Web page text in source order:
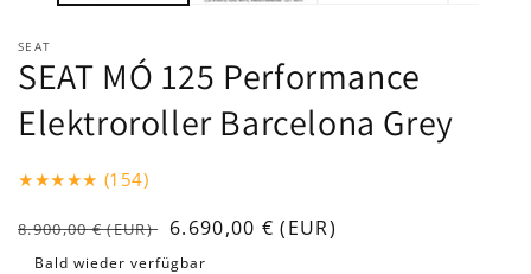
SEAT
SEAT MÓ 125 Performance
Elektroroller Barcelona Grey
★★★★★ (154)
Normaler
Preis
8.900,00 € (EUR) Verkaufspreis
6.690,00 € (EUR)
Bald wieder verfügbar